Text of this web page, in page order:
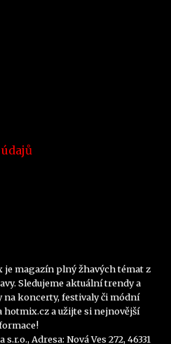
magazín plný žhavých témat z
Sledujeme aktuální trendy a
koncerty, festivaly či módní
hotmix.cz a užijte si nejnovější
Adresa: Nová Ves 272, 46331